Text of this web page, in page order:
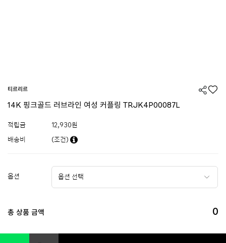
티르리르
14K 핑크골드 러브라인 여성 커플링 TRJK4P00087L
적립금 12,930원
배송비 (조건)
옵션
총 상품 금액 0